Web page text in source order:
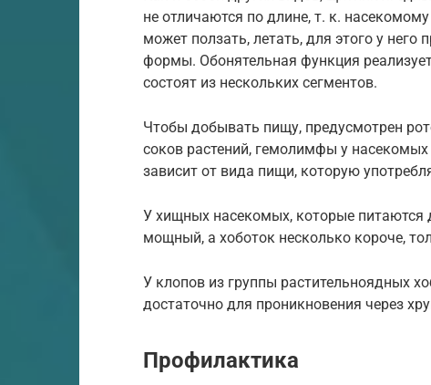
не отличаются по длине, т. к.
может ползать, летать, для этого у
формы. Обонятельная функция
состоят из нескольких сегментов.
Чтобы добывать пищу, предусмотрен
соков растений, гемолимфы у
зависит от вида пищи, которую
У хищных насекомых, которые питаются
мощный, а хоботок несколько короче,
У клопов из группы растительноядных
достаточно для проникновения через
Профилактика